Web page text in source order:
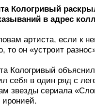
Кологривый
в адрес
артиста, если к
то он «устроит
Кологривый
себя в один ряд с
звезды сериала
иронией.